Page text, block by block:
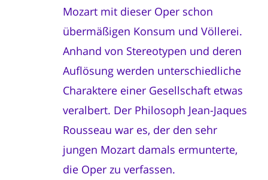
Mozart mit dieser Oper schon
übermäßigen Konsum und Völlerei.
Anhand von Stereotypen und deren
Auflösung werden unterschiedliche
Charaktere einer Gesellschaft etwas
veralbert. Der Philosoph Jean-Jaques
Rousseau war es, der den sehr
jungen Mozart damals ermunterte,
die Oper zu verfassen.